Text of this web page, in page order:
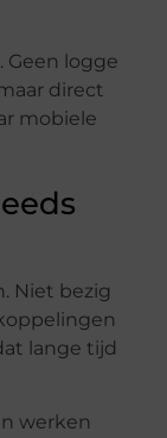
Geen logge
direct
mobiele
Niet bezig
lange tijd
werken